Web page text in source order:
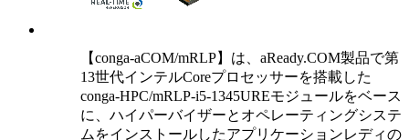
【conga-aCOM/mRLP】は、aReady.COM製品で第
13世代インテルCoreプロセッサーを搭載した
conga-HPC/mRLP-i5-1345UREモジュールをベース
に、ハイパーバイザーとオペレーティングシステ
ムをインストールしたアプリケーションレディの